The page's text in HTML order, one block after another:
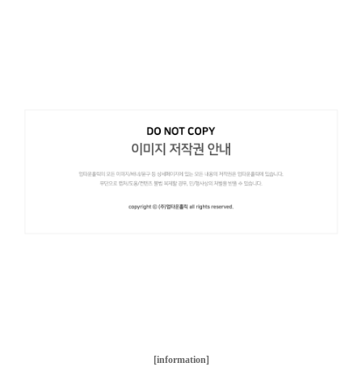
[information]